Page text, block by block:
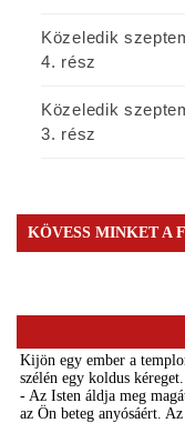
Közeledik
4. rész
Közeledik
3. rész
KÖVESS MINKET A